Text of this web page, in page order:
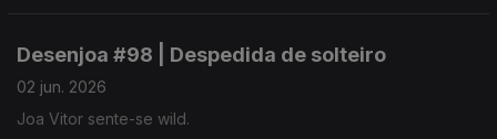
Desenjoa #98 | Despedida de solteiro
02 jun. 2026
Joa Vitor sente-se wild.